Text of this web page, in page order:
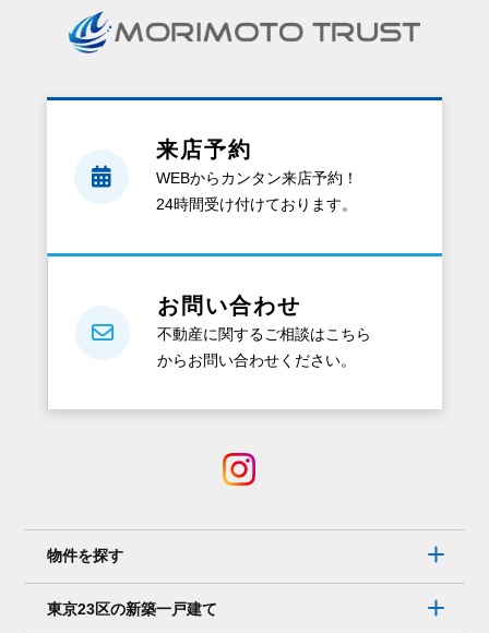
来店予約
WEBからカンタン来店予約！
24時間受け付けております。
お問い合わせ
不動産に関するご相談はこちら
からお問い合わせください。
物件を探す
東京23区の新築一戸建て